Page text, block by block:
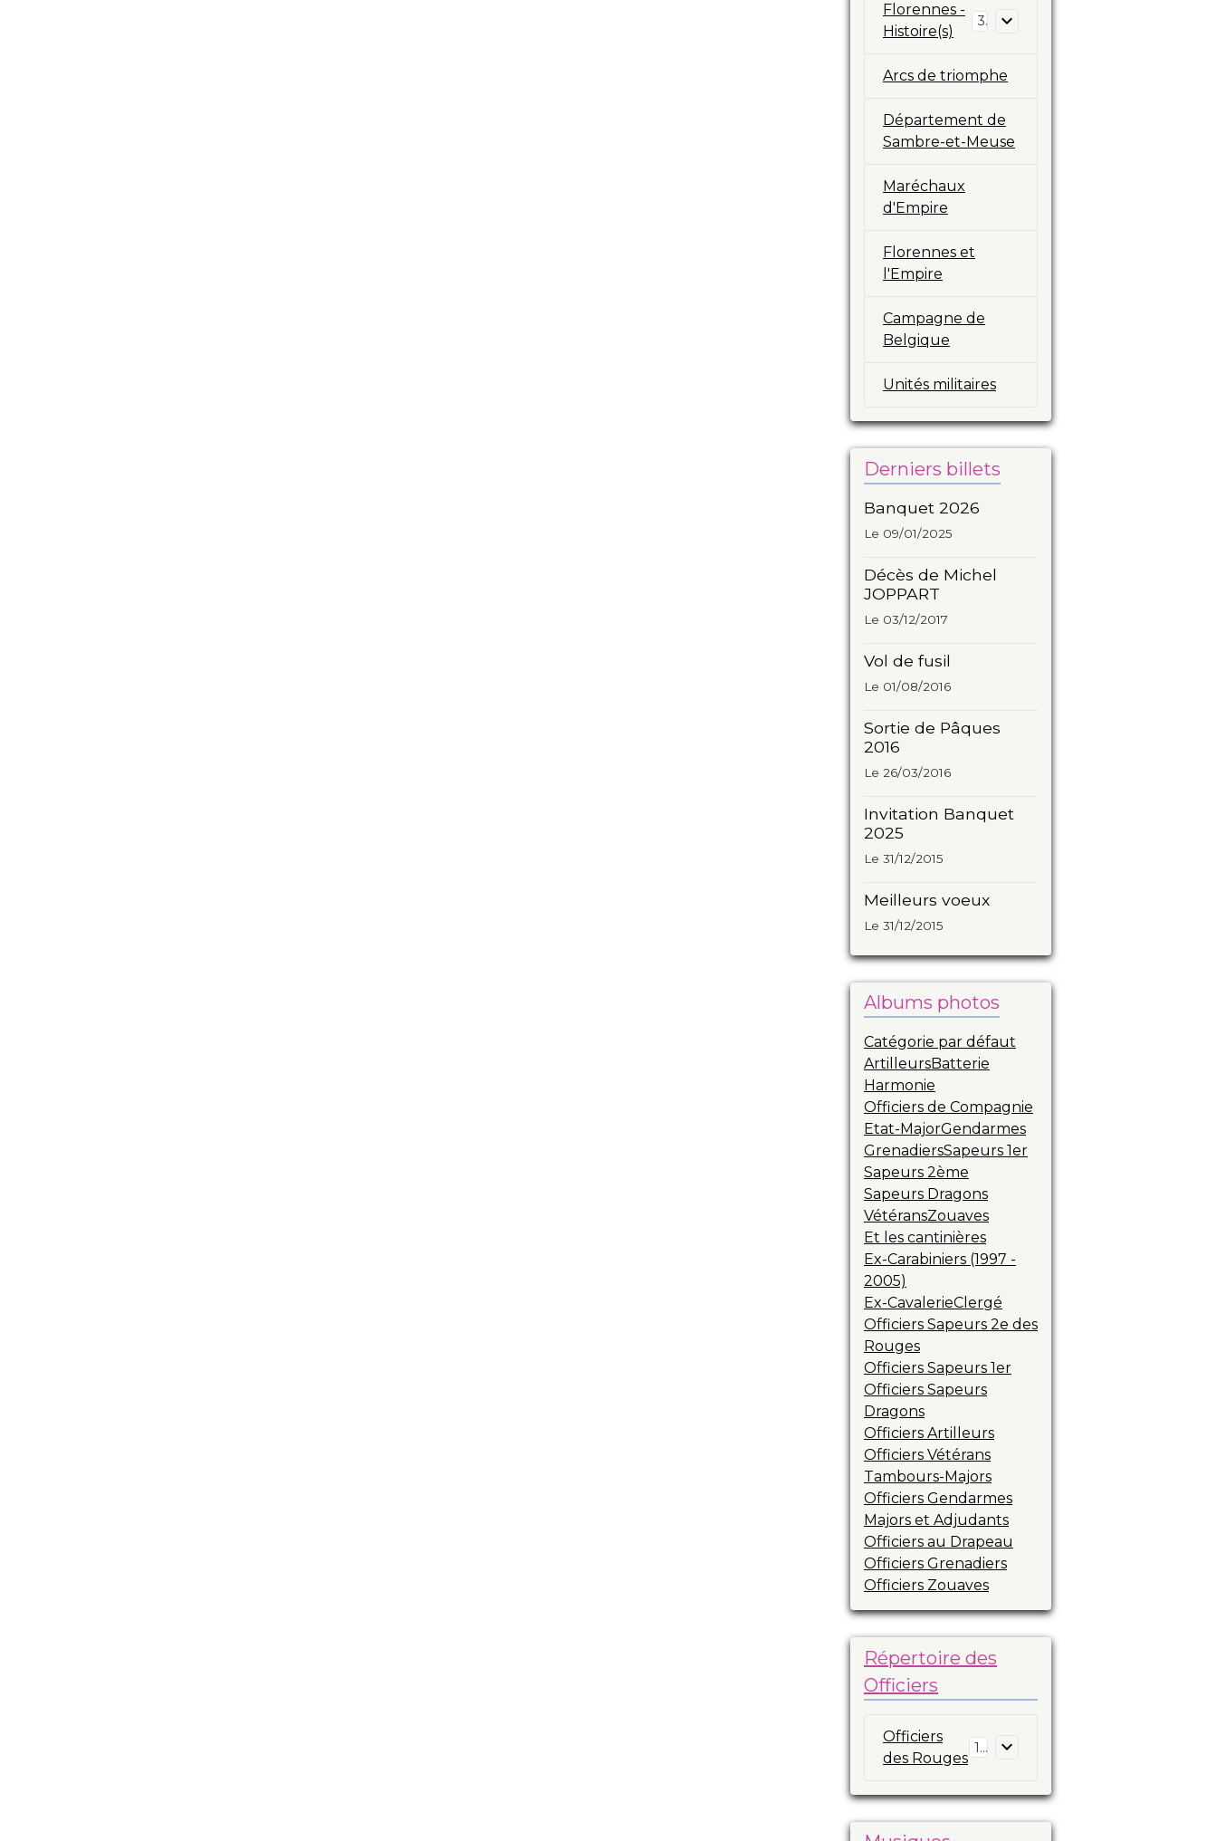
Florennes -
Histoire(s)
3
Arcs de triomphe
Département de
Sambre-et-Meuse
Maréchaux
d'Empire
Florennes et
l'Empire
Campagne de
Belgique
Unités militaires
Derniers billets
Banquet 2026
Le 09/01/2025
Décès de Michel
JOPPART
Le 03/12/2017
Vol de fusil
Le 01/08/2016
Sortie de Pâques
2016
Le 26/03/2016
Invitation Banquet
2025
Le 31/12/2015
Meilleurs voeux
Le 31/12/2015
Albums photos
Catégorie par défaut
ArtilleursBatterie
Harmonie
Officiers de Compagnie
Etat-MajorGendarmes
GrenadiersSapeurs 1er
Sapeurs 2ème
Sapeurs Dragons
VétéransZouaves
Et les cantinières
Ex-Carabiniers (1997 -
2005)
Ex-CavalerieClergé
Officiers Sapeurs 2e des
Rouges
Officiers Sapeurs 1er
Officiers Sapeurs
Dragons
Officiers Artilleurs
Officiers Vétérans
Tambours-Majors
Officiers Gendarmes
Majors et Adjudants
Officiers au Drapeau
Officiers Grenadiers
Officiers Zouaves
Répertoire des
Officiers
Officiers
des Rouges
16